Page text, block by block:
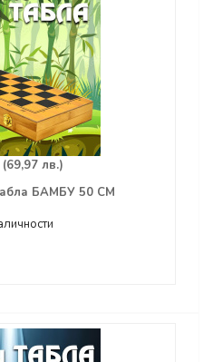
лв.)
БАМБУ 50 СМ